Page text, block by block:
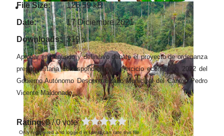
File Size:
126.59 kB
Date:
17 Diciembre 2021
Downloads: 319 x
Aprobar en segundo y definitivo debate el proyecto de ordenanza
presupuestaria correspondiente al ejercicio económico 2022 del
Gobierno Autónomo Descentralizado Municipal del Cantón Pedro
Vicente Maldonado.
Rating: 0 / 0 vote
Only registered and logged in users can rate this file